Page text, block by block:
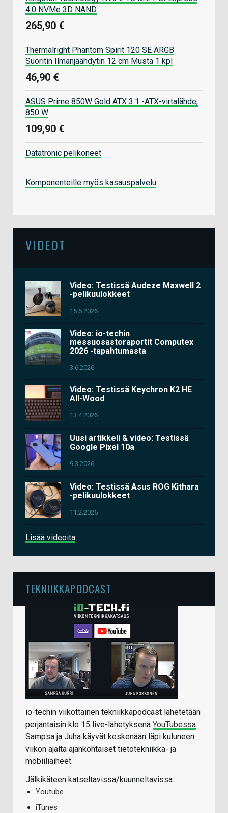
4.0 NVMe 3D NAND
265,90 €
Thermalright Phantom Spirit 120 SE ARGB
Suoritin Ilmanjäähdytin 12 cm Musta 1 kpl
46,90 €
ASUS Prime 850W Gold ATX 3.1 -ATX-virtalähde,
850 W
109,90 €
Datatronic pelikoneet
Komponenteille myös kasauspalvelu
VIDEOT
Video: Testissä Audeze Maxwell 2
-pelikuulokkeet
15.6.2026
Video: io-techin
messuosastoraportit Computex
2026 -tapahtumasta
3.6.2026
Video: Testissä Keychron K2 HE
All-Wood
13.4.2026
Uusi artikkeli & video: Testissä
Google Pixel 10a
9.3.2026
Video: Testissä Asus ROG Kithara
-pelikuulokkeet
11.2.2026
Lisää videoita
TEKNIIKKAPODCAST
io-techin viikottainen tekniikkapodcast lähetetään
perjantaisin klo 15 live-lähetyksenä YouTubessa.
Sampsa ja Juha käyvät keskenään läpi kuluneen
viikon ajalta ajankohtaiset tietotekniikka- ja
mobiiliaiheet.
Jälkikäteen katseltavissa/kuunneltavissa:
Youtube
iTunes